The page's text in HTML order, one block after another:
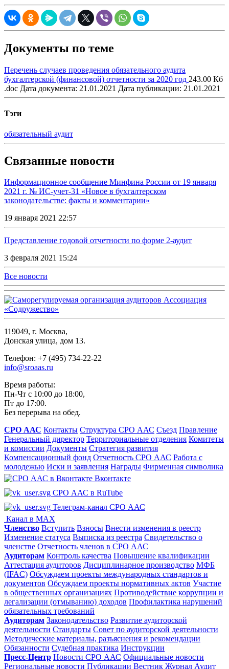
Документы по теме
Перечень случаев проведения обязательного аудита
бухгалтерской (финансовой) отчетности за 2020 год 243.00 Кб
.doc Дата документа: 21.01.2021 Дата публикации: 21.01.2021
Тэги
обязательный аудит
Связанные новости
Информационное сообщение Минфина России от 19 января
2021 г. № ИС-учет-31 «Новое в бухгалтерском
законодательстве: факты и комментарии»
19 января 2021 22:57
Представление годовой отчетности по форме 2-аудит
3 февраля 2021 15:24
Все новости
119049, г. Москва,
Донская улица, дом 13.
Телефон: +7 (495) 734-22-22
info@sroaas.ru
Время работы:
Пн-Чт с 10:00 до 18:00,
Пт до 17:00.
Без перерыва на обед.
СРО ААС Контакты Структура СРО ААС Съезд Правление
Генеральный директор Территориальные отделения Комитеты
и комиссии Документы Стратегия развития
Компенсационный фонд Отчетность СРО ААС Работа с
молодежью Иски и заявления Награды Фирменная символика
Вконтакте
СРО ААС в RuTube
Телеграм-канал СРО ААС
Канал в MAX
Членство Вступить Взносы Внести изменения в реестр
Изменение статуса Выписка из реестра Свидетельство о
членстве Отчетность членов в СРО ААС
Аудиторам Контроль качества Повышение квалификации
Аттестация аудиторов Дисциплинарное производство МФБ
(IFAC) Обсуждаем проекты международных стандартов и
документов Обсуждаем проекты нормативных актов Участие
в общественных организациях Противодействие коррупции и
легализации (отмыванию) доходов Профилактика нарушений
обязательных требований
Аудиторам Законодательство Развитие аудиторской
деятельности Стандарты Совет по аудиторской деятельности
Методические материалы, разъяснения и рекомендации
Обязанности Судебная практика Инструкции
Пресс-Центр Новости СРО ААС Официальные новости
Региональные новости Публикации Вестник Журнал Аудит